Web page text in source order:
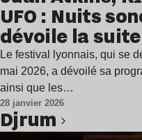
UFO : Nuits
dévoile la
Le festival lyonnais, qui se
mai 2026, a dévoilé sa
ainsi que les…
28 janvier 2026
Djrum